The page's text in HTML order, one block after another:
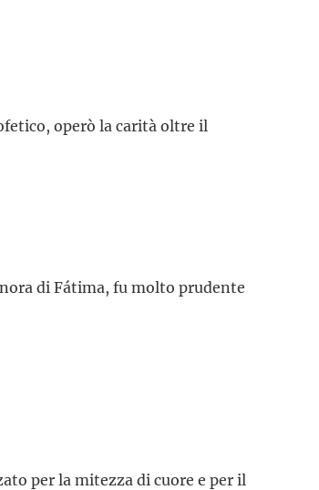
operò la carità oltre il
di Fátima, fu molto prudente
per la mitezza di cuore e per il